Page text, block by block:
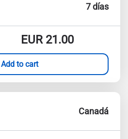
7 días
EUR21.00
Add to cart
Canadá